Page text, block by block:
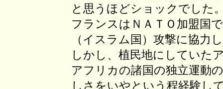
と思うほどショックでした
フランスはＮＡＴＯ加盟国
（イスラム国）攻撃に協力
しかし、植民地にしていた
アフリカの諸国の独立運動
しさをいやという程経験し